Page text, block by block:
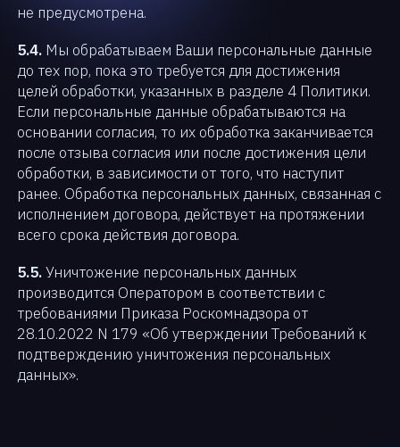
не предусмотрена.
5.4. Мы обрабатываем Ваши персональные данные
до тех пор, пока это требуется для достижения
целей обработки, указанных в разделе 4 Политики.
Если персональные данные обрабатываются на
основании согласия, то их обработка заканчивается
после отзыва согласия или после достижения цели
обработки, в зависимости от того, что наступит
ранее. Обработка персональных данных, связанная с
исполнением договора, действует на протяжении
всего срока действия договора.
5.5.Уничтожение персональных данных
производится Оператором в соответствии с
требованиями Приказа Роскомнадзора от
28.10.2022 N 179 «Об утверждении Требований к
подтверждению уничтожения персональных
данных».